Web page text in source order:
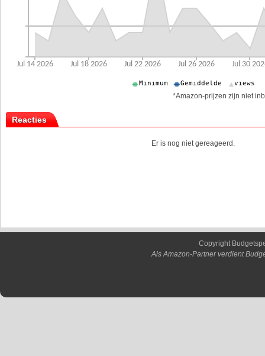
*Amazon-prijzen zijn niet
Reacties
Er is nog niet gereageerd.
Copyright
Als Amazon-Partner verdient